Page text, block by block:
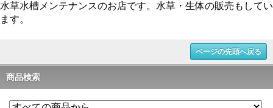
水草水槽メンテナンスのお店です。水草・生体の販売もしてい
ます。
ページの先頭へ戻る
商品検索